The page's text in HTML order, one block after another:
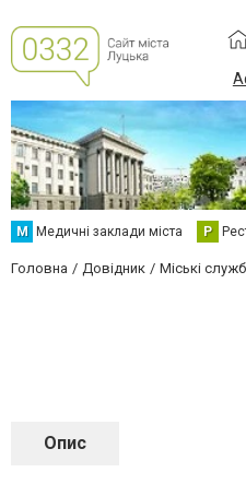
М Медичні заклади міста Р
Головна Довідник Міські
Опис